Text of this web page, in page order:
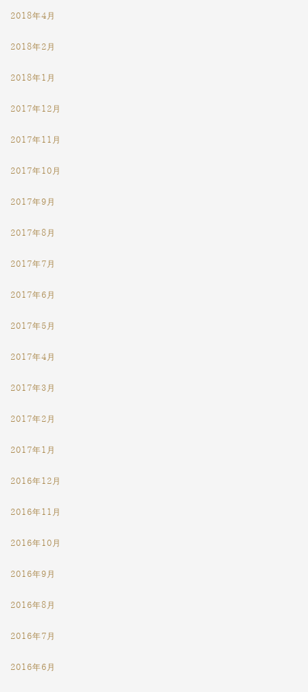
2018年4月
2018年2月
2018年1月
2017年12月
2017年11月
2017年10月
2017年9月
2017年8月
2017年7月
2017年6月
2017年5月
2017年4月
2017年3月
2017年2月
2017年1月
2016年12月
2016年11月
2016年10月
2016年9月
2016年8月
2016年7月
2016年6月